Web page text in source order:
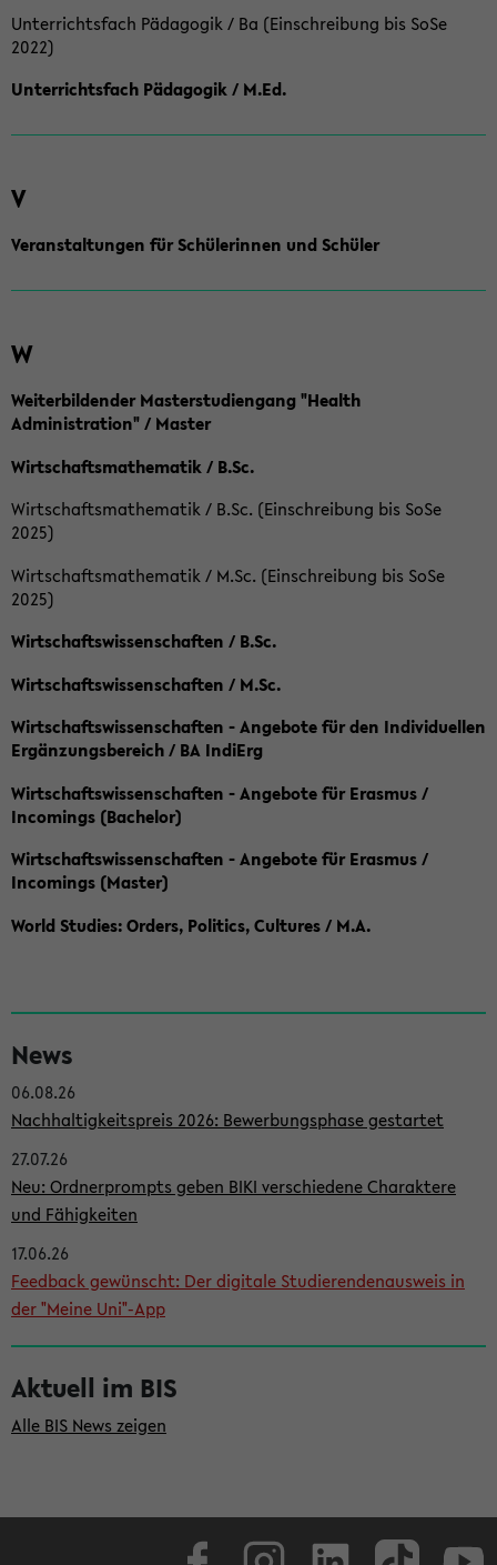
Unterrichtsfach Pädagogik / Ba (Einschreibung bis SoSe
2022)
Unterrichtsfach Pädagogik / M.Ed.
V
Veranstaltungen für Schülerinnen und Schüler
W
Weiterbildender Masterstudiengang "Health
Administration" / Master
Wirtschaftsmathematik / B.Sc.
Wirtschaftsmathematik / B.Sc. (Einschreibung bis SoSe
2025)
Wirtschaftsmathematik / M.Sc. (Einschreibung bis SoSe
2025)
Wirtschaftswissenschaften / B.Sc.
Wirtschaftswissenschaften / M.Sc.
Wirtschaftswissenschaften - Angebote für den Individuellen
Ergänzungsbereich / BA IndiErg
Wirtschaftswissenschaften - Angebote für Erasmus /
Incomings (Bachelor)
Wirtschaftswissenschaften - Angebote für Erasmus /
Incomings (Master)
World Studies: Orders, Politics, Cultures / M.A.
e
i
t
e
n
l
e
i
s
t
e
News
06.08.26
Nachhaltigkeitspreis 2026: Bewerbungsphase gestartet
27.07.26
Neu: Ordnerprompts geben BIKI verschiedene Charaktere
und Fähigkeiten
17.06.26
Feedback gewünscht: Der digitale Studierendenausweis in
der "Meine Uni"-App
Aktuell im BIS
Alle BIS News zeigen